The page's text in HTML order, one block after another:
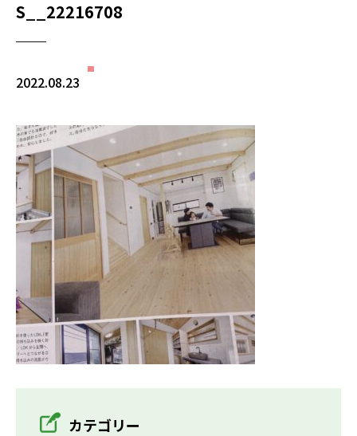
S__22216708
2022.08.23
カテゴリー